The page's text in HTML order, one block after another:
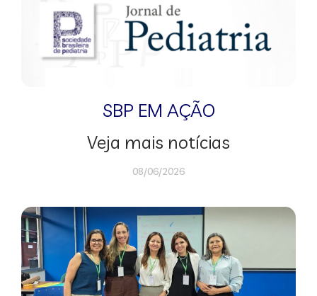
SBP EM AÇÃO
Veja mais notícias
08/06/2026